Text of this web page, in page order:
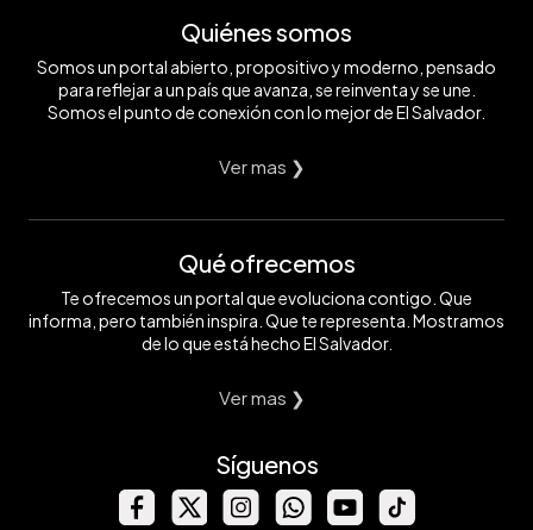
Quiénes somos
Somos un portal abierto, propositivo y moderno, pensado
para reflejar a un país que avanza, se reinventa y se une.
Somos el punto de conexión con lo mejor de El Salvador.
Ver mas ❯
Qué ofrecemos
Te ofrecemos un portal que evoluciona contigo. Que
informa, pero también inspira. Que te representa. Mostramos
de lo que está hecho El Salvador.
Ver mas ❯
Síguenos